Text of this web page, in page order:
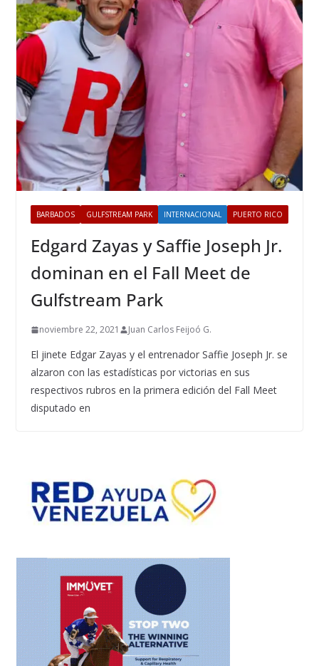
BARBADOS GULFSTREAM PARK INTERNACIONAL PUERTO RICO
Edgard Zayas y Saffie Joseph Jr.
dominan en el Fall Meet de
Gulfstream Park
noviembre 22, 2021 Juan Carlos Feijoó G.
El jinete Edgar Zayas y el entrenador Saffie Joseph Jr. se
alzaron con las estadísticas por victorias en sus
respectivos rubros en la primera edición del Fall Meet
disputado en